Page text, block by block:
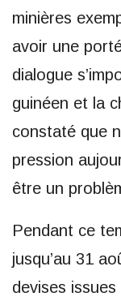
minières
avoir une
dialogue
guinéen et la
constaté que
pression
être un
Pendant ce
jusqu’au 31
devises